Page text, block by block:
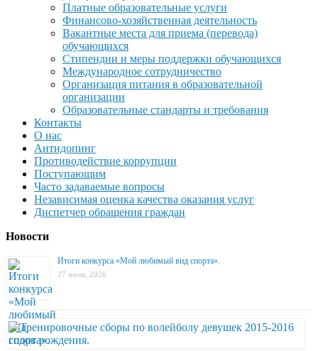
Платные образовательные услуги
Финансово-хозяйственная деятельность
Вакантные места для приема (перевода)
обучающихся
Стипендии и меры поддержки обучающихся
Международное сотрудничество
Организация питания в образовательной
организации
Образовательные стандарты и требования
Контакты
О нас
Антидопинг
Противодействие коррупции
Поступающим
Часто задаваемые вопросы
Независимая оценка качества оказания услуг
Диспетчер обращения граждан
Новости
Итоги конкурса «Мой любимый вид спорта».
27 июля, 2026